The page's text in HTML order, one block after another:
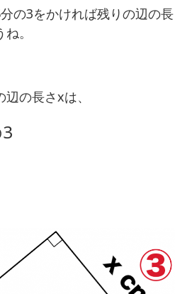
の3をかければ残りの辺の長
。
の長さxは、